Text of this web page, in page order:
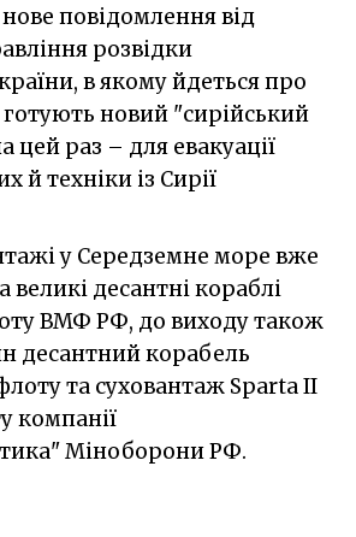
повідомлення від
розвідки
в якому йдеться про
новий "сирійський
цей раз – для евакуації
й техніки із Сирії
у Середземне море вже
великі десантні кораблі
ВМФ РФ, до виходу також
десантний корабель
та суховантаж Sparta II
компанії
Міноборони РФ.